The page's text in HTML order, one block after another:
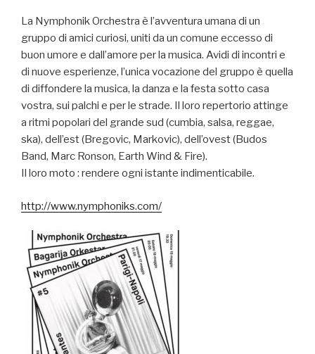
La Nymphonik Orchestra è l’avventura umana di un
gruppo di amici curiosi, uniti da un comune eccesso di
buon umore e dall’amore per la musica. Avidi di incontri e
di nuove esperienze, l’unica vocazione del gruppo è quella
di diffondere la musica, la danza e la festa sotto casa
vostra, sui palchi e per le strade. Il loro repertorio attinge
a ritmi popolari del grande sud (cumbia, salsa, reggae,
ska), dell’est (Bregovic, Markovic), dell’ovest (Budos
Band, Marc Ronson, Earth Wind & Fire).
Il loro moto : rendere ogni istante indimenticabile.
http://www.nymphoniks.com/